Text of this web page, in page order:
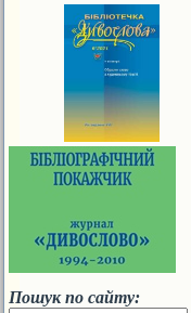
Пошук по сайту: